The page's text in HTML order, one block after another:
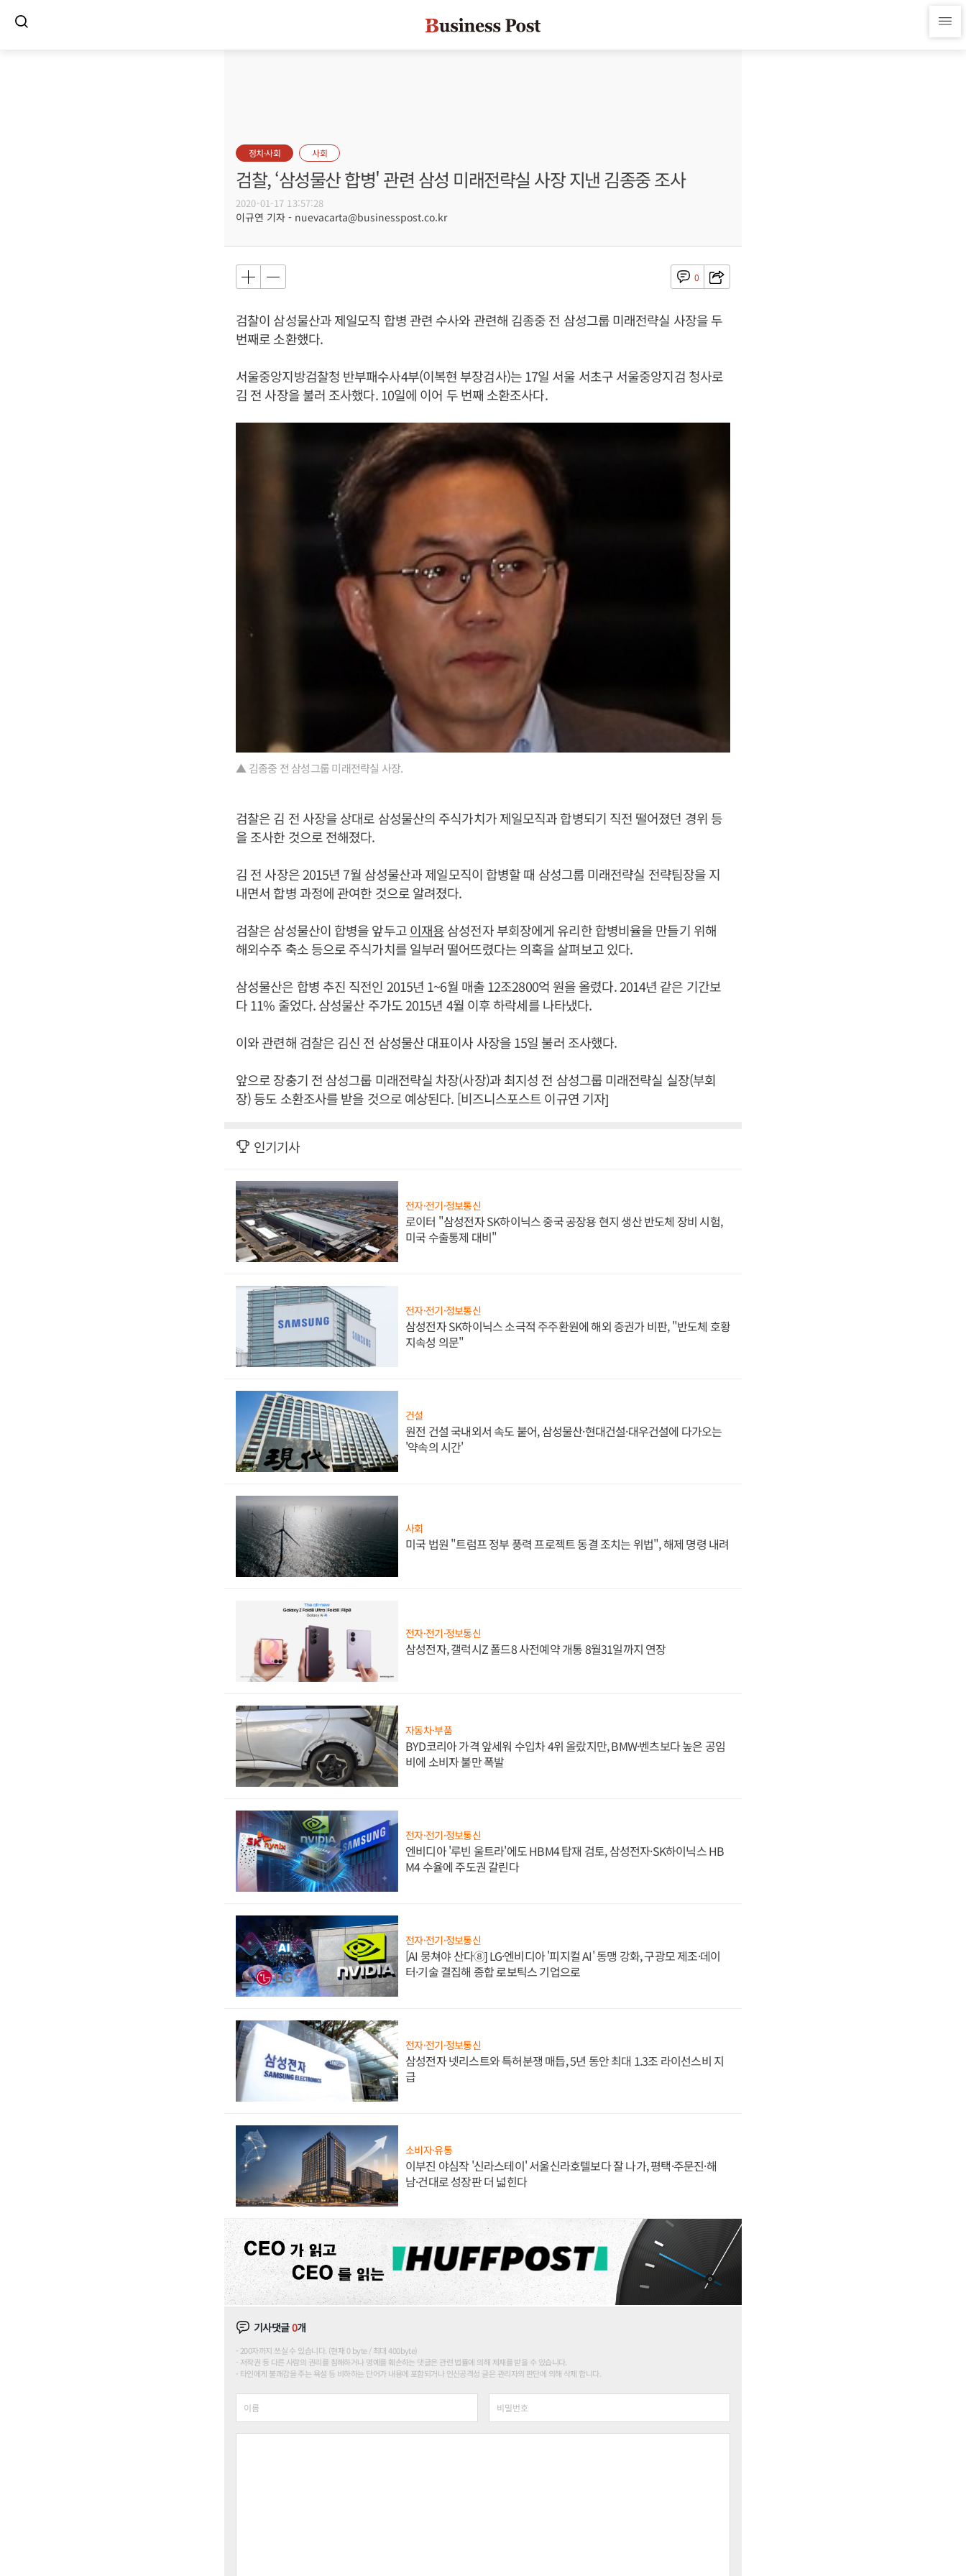
정치·사회 사회
검찰, ‘삼성물산 합병' 관련 삼성 미래전략실 사장 지낸 김종중 조사
2020-01-17 13:57:28
이규연 기자 - nuevacarta@businesspost.co.kr
0
검찰이 삼성물산과 제일모직 합병 관련 수사와 관련해 김종중 전 삼성그룹 미래전략실 사장을 두
번째로 소환했다.
서울중앙지방검찰청 반부패수사4부(이복현 부장검사)는 17일 서울 서초구 서울중앙지검 청사로
김 전 사장을 불러 조사했다. 10일에 이어 두 번째 소환조사다.
▲ 김종중 전 삼성그룹 미래전략실 사장.
검찰은 김 전 사장을 상대로 삼성물산의 주식가치가 제일모직과 합병되기 직전 떨어졌던 경위 등
을 조사한 것으로 전해졌다.
김 전 사장은 2015년 7월 삼성물산과 제일모직이 합병할 때 삼성그룹 미래전략실 전략팀장을 지
내면서 합병 과정에 관여한 것으로 알려졌다.
검찰은 삼성물산이 합병을 앞두고이재용삼성전자 부회장에게 유리한 합병비율을 만들기 위해
해외수주 축소 등으로 주식가치를 일부러 떨어뜨렸다는 의혹을 살펴보고 있다.
삼성물산은 합병 추진 직전인 2015년 1~6월 매출 12조2800억 원을 올렸다. 2014년 같은 기간보
다 11% 줄었다. 삼성물산 주가도 2015년 4월 이후 하락세를 나타냈다.
이와 관련해 검찰은 김신 전 삼성물산 대표이사 사장을 15일 불러 조사했다.
앞으로 장충기 전 삼성그룹 미래전략실 차장(사장)과 최지성 전 삼성그룹 미래전략실 실장(부회
장) 등도 소환조사를 받을 것으로 예상된다. [비즈니스포스트 이규연 기자]
인기기사
전자·전기·정보통신
로이터 "삼성전자 SK하이닉스 중국 공장용 현지 생산 반도체 장비 시험,
미국 수출통제 대비"
전자·전기·정보통신
삼성전자 SK하이닉스 소극적 주주환원에 해외 증권가 비판, "반도체 호황
지속성 의문"
건설
원전 건설 국내외서 속도 붙어, 삼성물산·현대건설·대우건설에 다가오는
'약속의 시간'
사회
미국 법원 "트럼프 정부 풍력 프로젝트 동결 조치는 위법", 해제 명령 내려
전자·전기·정보통신
삼성전자, 갤럭시Z 폴드8 사전예약 개통 8월31일까지 연장
자동차·부품
BYD코리아 가격 앞세워 수입차 4위 올랐지만, BMW·벤츠보다 높은 공임
비에 소비자 불만 폭발
전자·전기·정보통신
엔비디아 '루빈 울트라'에도 HBM4 탑재 검토, 삼성전자·SK하이닉스 HB
M4 수율에 주도권 갈린다
전자·전기·정보통신
[AI 뭉쳐야 산다⑧] LG·엔비디아 '피지컬 AI' 동맹 강화, 구광모 제조·데이
터·기술 결집해 종합 로보틱스 기업으로
전자·전기·정보통신
삼성전자 넷리스트와 특허분쟁 매듭, 5년 동안 최대 1.3조 라이선스비 지
급
소비자·유통
이부진 야심작 '신라스테이' 서울신라호텔보다 잘 나가, 평택·주문진·해
남·건대로 성장판 더 넓힌다
기사댓글0개
200자까지 쓰실 수 있습니다. (현재 0 byte / 최대 400byte)
저작권 등 다른 사람의 권리를 침해하거나 명예를 훼손하는 댓글은 관련 법률에 의해 제재를 받을 수 있습니다.
타인에게 불쾌감을 주는 욕설 등 비하하는 단어가 내용에 포함되거나 인신공격성 글은 관리자의 판단에 의해 삭제 합니다.